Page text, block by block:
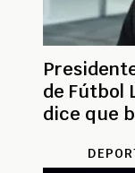
de Fútbol
dice que